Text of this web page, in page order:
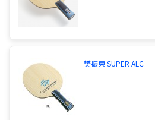
樊振東 SUPER ALC